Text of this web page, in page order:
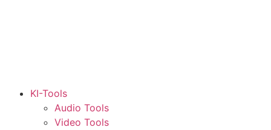
KI-Tools
Audio Tools
Video Tools